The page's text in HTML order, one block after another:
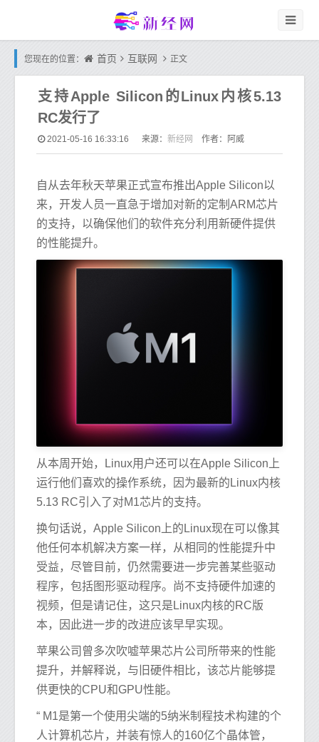
您现在的位置： 首页 互联网 正文
支持Apple Silicon的Linux内核5.13
RC发行了
2021-05-16 16:33:16 来源： 新经网 作者：阿威
自从去年秋天苹果正式宣布推出Apple Silicon以
来，开发人员一直急于增加对新的定制ARM芯片
的支持，以确保他们的软件充分利用新硬件提供
的性能提升。
从本周开始，Linux用户还可以在Apple Silicon上
运行他们喜欢的操作系统，因为最新的Linux内核
5.13 RC引入了对M1芯片的支持。
换句话说，Apple Silicon上的Linux现在可以像其
他任何本机解决方案一样，从相同的性能提升中
受益，尽管目前，仍然需要进一步完善某些驱动
程序，包括图形驱动程序。尚不支持硬件加速的
视频，但是请记住，这只是Linux内核的RC版
本，因此进一步的改进应该早早实现。
苹果公司曾多次吹嘘苹果芯片公司所带来的性能
提升，并解释说，与旧硬件相比，该芯片能够提
供更快的CPU和GPU性能。
“ M1是第一个使用尖端的5纳米制程技术构建的个
人计算机芯片，并装有惊人的160亿个晶体管，